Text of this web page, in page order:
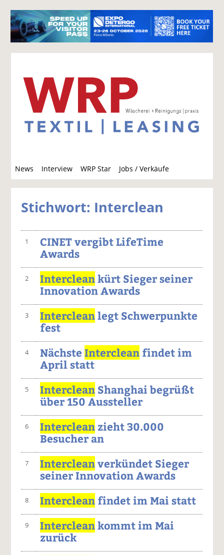
News Interview WRP Star Jobs / Verkäufe
u
c
Stichwort: Interclean
1
CINET vergibt LifeTime
Awards
2 Intercleankürt Sieger seiner
Innovation Awards
3 Intercleanlegt Schwerpunkte
fest
4 NächsteInterclean findet im
April statt
5 Interclean Shanghai begrüßt
über 150 Aussteller
6 Interclean zieht 30.000
Besucher an
7 Intercleanverkündet Sieger
seiner Innovation Awards
8 Interclean findet im Mai statt
9 Intercleankommt im Mai
zurück